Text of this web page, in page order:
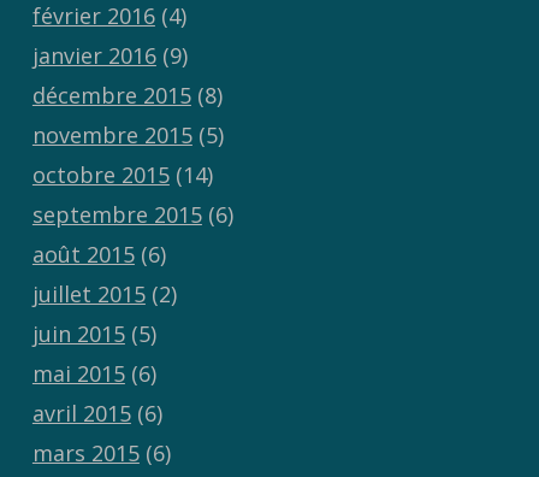
février 2016(4)
janvier 2016(9)
décembre 2015(8)
novembre 2015(5)
octobre 2015(14)
septembre 2015(6)
août 2015(6)
juillet 2015(2)
juin 2015(5)
mai 2015(6)
avril 2015(6)
mars 2015(6)